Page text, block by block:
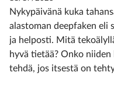
Nykypäivänä kuka
alastoman deepfaken eli
ja helposti. Mitä
hyvä tietää? Onko
tehdä, jos itsestä on